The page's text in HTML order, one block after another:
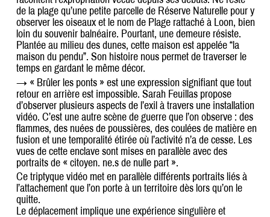
de la plage qu’une petite parcelle de Réserve Naturelle pour y
observer les oiseaux et le nom de Plage rattaché à Loon, bien
loin du souvenir balnéaire. Pourtant, une demeure résiste.
Plantée au milieu des dunes, cette maison est appelée “la
maison du pendu”. Son histoire nous permet de traverser le
temps en gardant le même décor.
→ « Brûler les ponts » est une expression signifiant que tout
retour en arrière est impossible. Sarah Feuillas propose
d’observer plusieurs aspects de l’exil à travers une installation
vidéo. C’est une autre scène de guerre que l’on observe : des
flammes, des nuées de poussières, des coulées de matière en
fusion et une temporalité étirée où l’activité n’a de cesse. Les
vues de cette enclave sont mises en parallèle avec des
portraits de « citoyen. ne.s de nulle part ».
Ce triptyque vidéo met en parallèle différents portraits liés à
l’attachement que l’on porte à un territoire dès lors qu’on le
quitte.
Le déplacement implique une expérience singulière et